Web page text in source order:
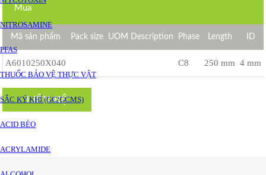
NITROSAMINE
PFAS
THUỐC BẢO VỆ THỰC VẬT
SẮC KÝ KHÍ (GC/GCMS)
ACID BÉO
ACRYLAMIDE
Mua
Mã sản phẩm Pack size UOM Description Phase Length ID
A6010250X040 C8 250 mm 4 mm
LIÊN HỆ